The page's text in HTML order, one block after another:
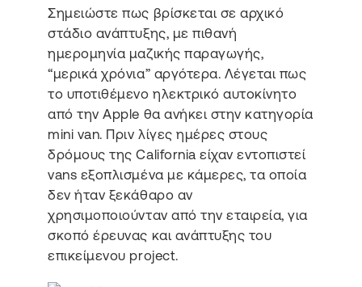
Σημειώστε πως βρίσκεται σε αρχικό
στάδιο ανάπτυξης, με πιθανή
ημερομηνία μαζικής παραγωγής,
“μερικά χρόνια” αργότερα. Λέγεται πως
το υποτιθέμενο ηλεκτρικό αυτοκίνητο
από την Apple θα ανήκει στην κατηγορία
mini van. Πριν λίγες ημέρες στους
δρόμους της California είχαν εντοπιστεί
vans εξοπλισμένα με κάμερες, τα οποία
δεν ήταν ξεκάθαρο αν
χρησιμοποιούνταν από την εταιρεία, για
σκοπό έρευνας και ανάπτυξης του
επικείμενου project.